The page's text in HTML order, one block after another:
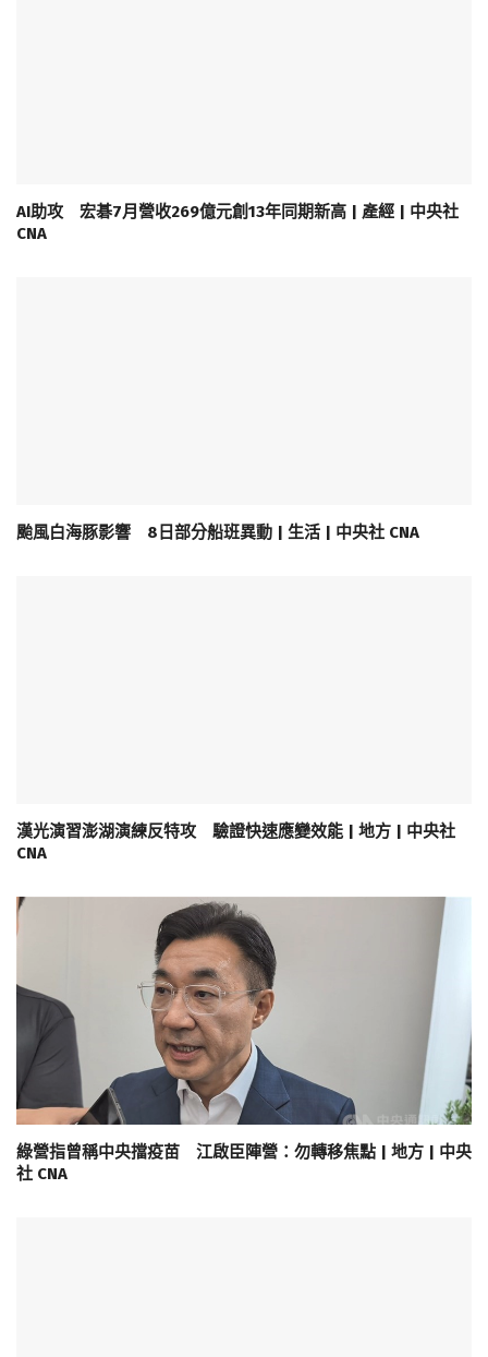
AI助攻 宏碁7月營收269億元創13年同期新高 | 產經 | 中央社
CNA
颱風白海豚影響 8日部分船班異動 | 生活 | 中央社 CNA
漢光演習澎湖演練反特攻 驗證快速應變效能 | 地方 | 中央社
CNA
綠營指曾稱中央擋疫苗 江啟臣陣營：勿轉移焦點 | 地方 | 中央
社 CNA